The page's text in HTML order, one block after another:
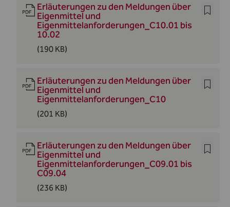
Erläuterungen zu den Meldungen über
Eigenmittel und
Eigenmittelanforderungen_C10.01 bis
10.02
(190 KB)
Erläuterungen zu den Meldungen über
Eigenmittel und
Eigenmittelanforderungen_C10
(201 KB)
Erläuterungen zu den Meldungen über
Eigenmittel und
Eigenmittelanforderungen_C09.01 bis
C09.04
(236 KB)